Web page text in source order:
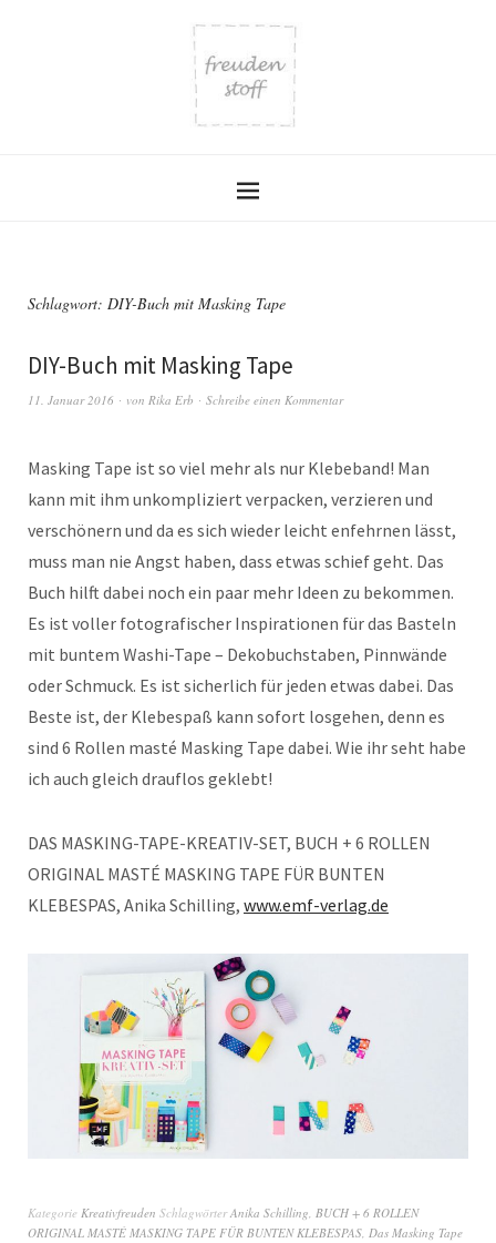
Schlagwort: DIY-Buch mit Masking Tape
DIY-Buch mit Masking Tape
11. Januar 2016 von Rika Erb Schreibe einen Kommentar
Masking Tape ist so viel mehr als nur Klebeband! Man
kann mit ihm unkompliziert verpacken, verzieren und
verschönern und da es sich wieder leicht enfehrnen lässt,
muss man nie Angst haben, dass etwas schief geht. Das
Buch hilft dabei noch ein paar mehr Ideen zu bekommen.
Es ist voller fotografischer Inspirationen für das Basteln
mit buntem Washi-Tape – Dekobuchstaben, Pinnwände
oder Schmuck. Es ist sicherlich für jeden etwas dabei. Das
Beste ist, der Klebespaß kann sofort losgehen, denn es
sind 6 Rollen masté Masking Tape dabei. Wie ihr seht habe
ich auch gleich drauflos geklebt!
DAS MASKING-TAPE-KREATIV-SET, BUCH + 6 ROLLEN
ORIGINAL MASTÉ MASKING TAPE FÜR BUNTEN
KLEBESPAS, Anika Schilling, www.emf-verlag.de
Kategorie Kreativfreuden SchlagwörterAnika Schilling, BUCH + 6 ROLLEN
ORIGINAL MASTÉ MASKING TAPE FÜR BUNTEN KLEBESPAS, Das Masking Tape